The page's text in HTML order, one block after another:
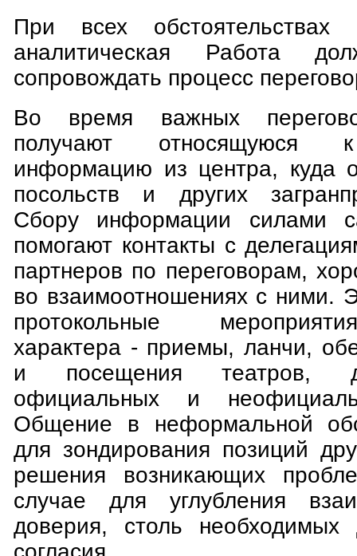
При всех обстоятельствах
аналитическая Работа
сопровождать процесс
Во время важных
получают относящуюся
информацию из центра, куда
посольств и других
Сбору информации силами
помогают контакты с
партнеров по переговорам,
во взаимоотношениях с ними.
протокольные
характера - приемы, ланчи,
и посещения театров,
официальных и
Общение в неформальной
для зондирования позиций
решения возникающих
случае для углубления
доверия, столь необходимых